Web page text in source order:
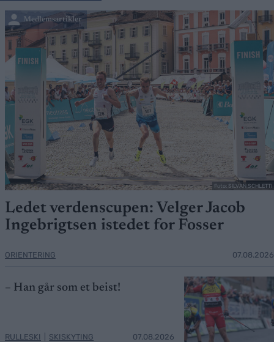
Medlemsartikler
Foto: SILVAN SCHLETTI
Ledet verdenscupen: Velger Jacob
Ingebrigtsen istedet for Fosser
ORIENTERING 07.08.2026
– Han går som et beist!
RULLESKI SKISKYTING 07.08.2026